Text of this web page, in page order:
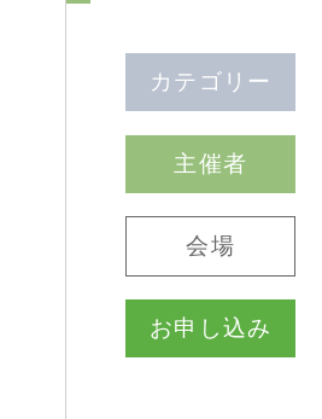
カテゴリー
主催者
会場
お申し込み